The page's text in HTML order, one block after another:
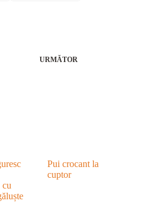
URMĂTOR
cu
Pui crocant la
cuptor